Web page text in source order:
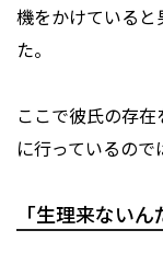
機をかけている
た。
ここで彼氏の存
に行っているので
「生理来ない